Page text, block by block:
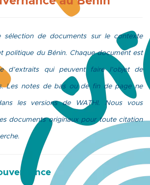
sélection de documents sur le contexte
politique du Bénin. Chaque document est
d’extraits qui peuvent faire l’objet de
Les notes de bas ou de fin de page ne
les versions de WATHI. Nous vous
documents originaux pour toute citation
.